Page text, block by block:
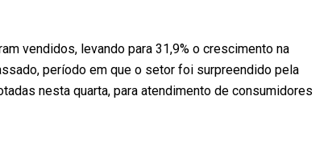
vendidos, levando para 31,9% o crescimento na
período em que o setor foi surpreendido pela
nesta quarta, para atendimento de consumidores